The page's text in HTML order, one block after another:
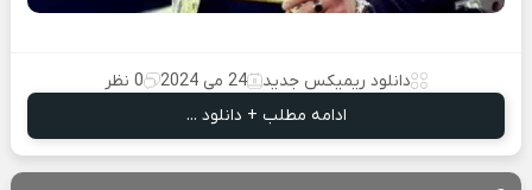
دانلود ریمیکس جدید 24 می 2024
0 نظر
ادامه مطلب + دانلود ...